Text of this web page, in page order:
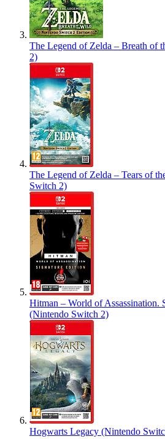
The Legend of Zelda – Breath of
2)
The Legend of Zelda – Tears of
Switch 2)
Hitman – World of Assassination.
(Nintendo Switch 2)
Hogwarts Legacy (Nintendo